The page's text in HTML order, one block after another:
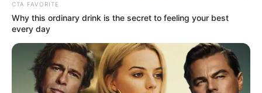
ACTIVAR AHORA
TEMAS DESTACADOS
CTA FAVORITE
Why this ordinary drink is the secret to feeling your best
every day